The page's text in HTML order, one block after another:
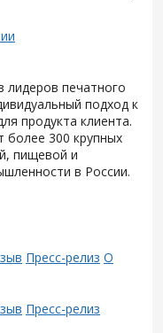
лидеров печатного
подход к
продукта клиента.
более 300 крупных
пищевой и
в России.
Пресс-релиз О
Пресс-релиз